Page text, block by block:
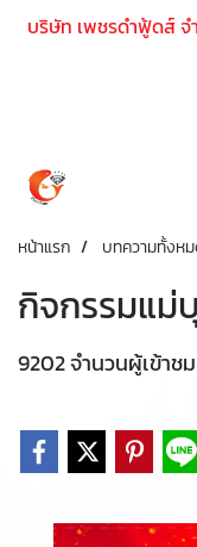
บริษัท เพชรดำฟู้ดส์ จ
หน้าแรก บทความทั้งห
กิจกรรมแม่
9202 จำนวนผู้เข้าชม